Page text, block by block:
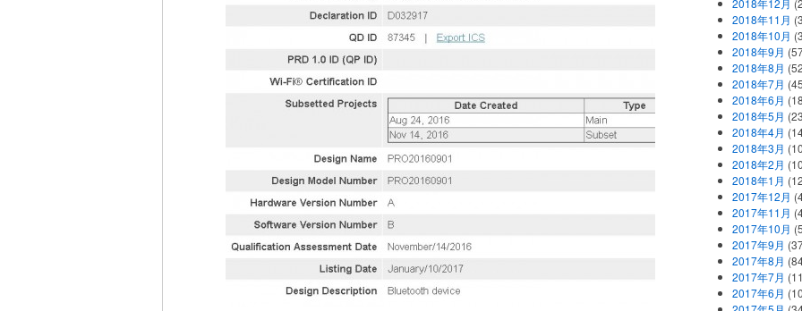
2018年12月
2018年11月
2018年10月
2018年9月
2018年8月
2018年7月
2018年6月
2018年5月
2018年4月
2018年3月
2018年2月
2018年1月
2017年12月
2017年11月
2017年10月
2017年9月
2017年8月
2017年7月
2017年6月